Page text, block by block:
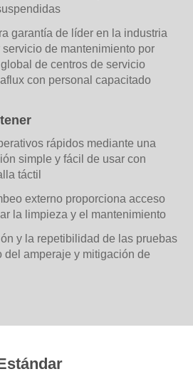
garantía de líder en la industria
de mantenimiento por
de centros de servicio
con personal capacitado
rápidos mediante una
simple y fácil de usar con
táctil
externo proporciona acceso
la limpieza y el mantenimiento
y la repetibilidad de las pruebas
del amperaje y mitigación de